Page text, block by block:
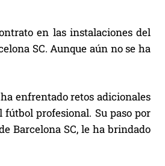
en las instalaciones del
SC. Aunque aún no se ha
enfrentado retos adicionales
profesional. Su paso por
Barcelona SC, le ha brindado